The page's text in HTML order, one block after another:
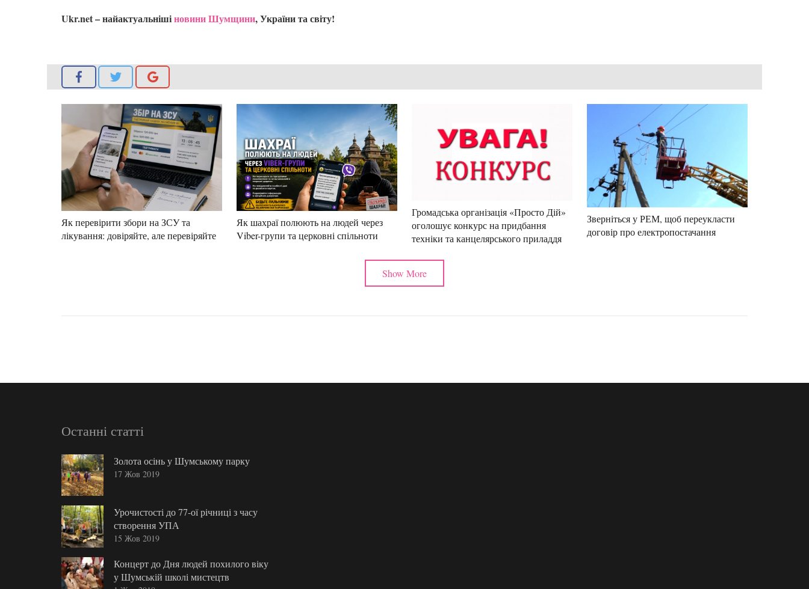
Ukr.net – найактуальнішіновини Шумщини, України та світу!
Як перевірити збори на ЗСУ та
лікування: довіряйте, але перевіряйте
Як шахраї полюють на людей через
Viber-групи та церковні спільноти
Громадська організація «Просто Дій»
оголошує конкурс на придбання
техніки та канцелярського приладдя
Зверніться у РЕМ, щоб переукласти
договір про електропостачання
Show More
Останні статті
Золота осінь у Шумському парку
17 Жов 2019
Урочистості до 77-ої річниці з часу
створення УПА
15 Жов 2019
Концерт до Дня людей похилого віку
у Шумській школі мистецтв